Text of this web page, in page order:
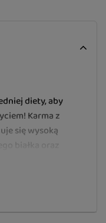
diety, aby
Karma z
się wysoką
n-3 i n-6. Mięso